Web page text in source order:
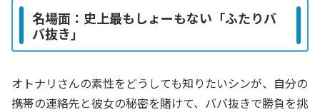
名場面：史上最もしょーもない「ふたりバ
バ抜き」
オトナリさんの素性をどうしても知りたいシンが、自分の
携帯の連絡先と彼女の秘密を賭けて、ババ抜きで勝負を挑